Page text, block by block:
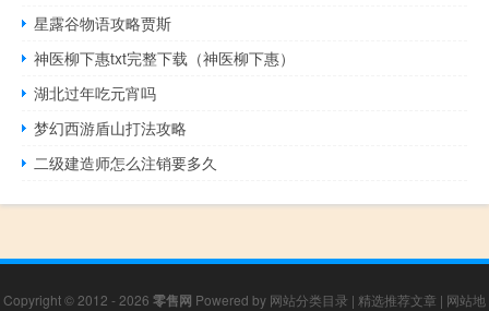
星露谷物语攻略贾斯
神医柳下惠txt完整下载（神医柳下惠）
湖北过年吃元宵吗
梦幻西游盾山打法攻略
二级建造师怎么注销要多久
Copyright © 2012 - 2026 零售网 Powered by 网站分类目录 | 精选推荐文章 | 网站地